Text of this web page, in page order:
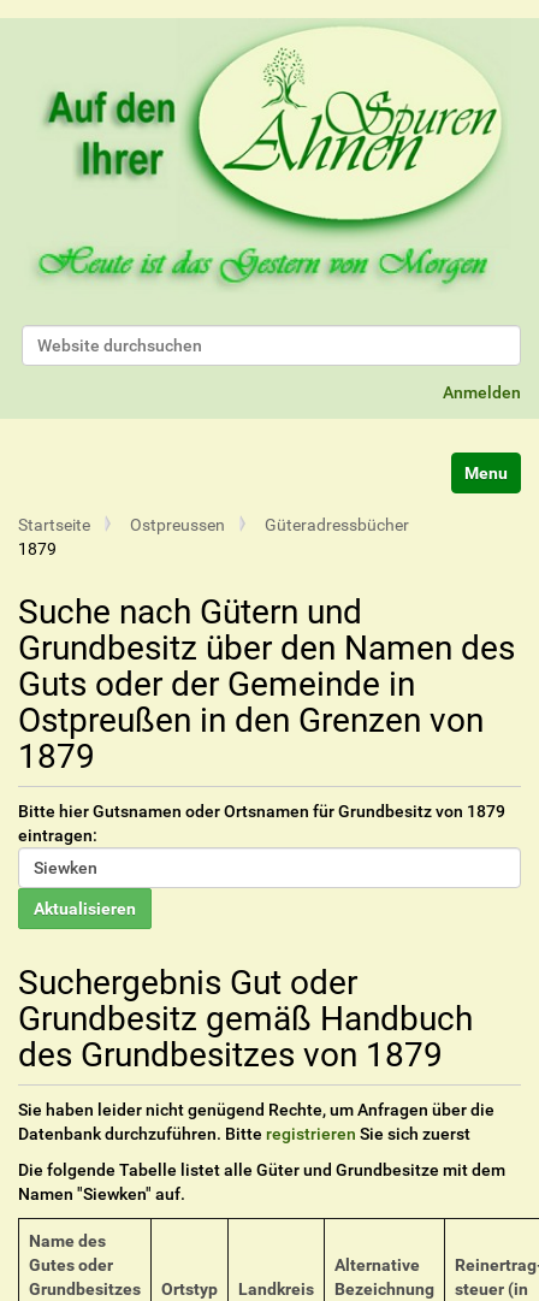
Website durchsuchen
Anmelden
Startseite Ostpreussen
Güteradressbücher
1879
Suche nach Gütern und
Grundbesitz über den Namen des
Guts oder der Gemeinde in
Ostpreußen in den Grenzen von
1879
Bitte hier Gutsnamen oder Ortsnamen für Grundbesitz von 1879
eintragen:
Suchergebnis Gut oder
Grundbesitz gemäß Handbuch
des Grundbesitzes von 1879
Sie haben leider nicht genügend Rechte, um Anfragen über die
Datenbank durchzuführen. Bitte registrieren Sie sich zuerst
Die folgende Tabelle listet alle Güter und Grundbesitze mit dem
Namen "Siewken" auf.
Name des
Gutes oder
Grundbesitzes
Ortstyp
Landkreis
Alternative
Bezeichnung
steuer (in